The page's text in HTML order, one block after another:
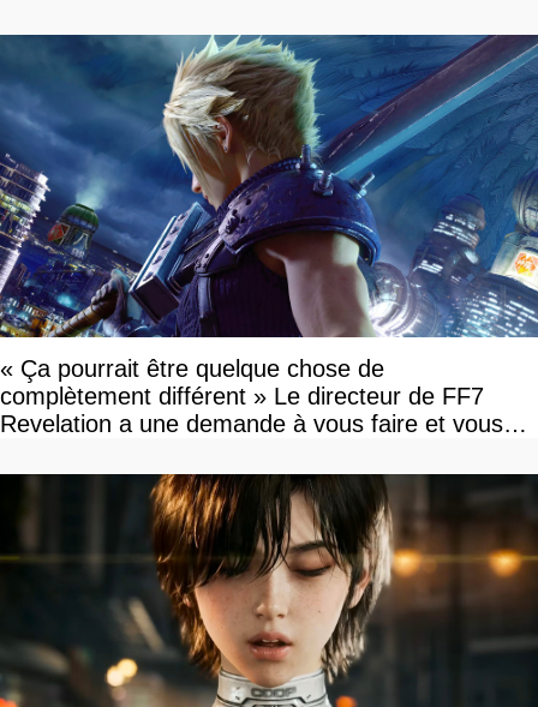
« Ça pourrait être quelque chose de
complètement différent » Le directeur de FF7
Revelation a une demande à vous faire et vous